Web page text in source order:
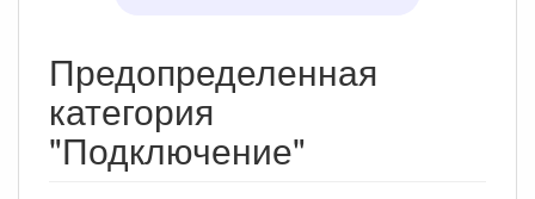
Предопределенная
категория
"Подключение"